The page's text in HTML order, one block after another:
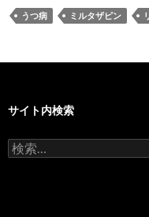
うつ病 ミルタザピン
サイト内検索
検
索: